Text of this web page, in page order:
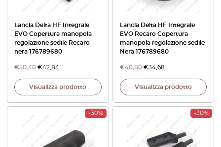
Lancia Delta HF Integrale
EVO Copertura manopola
regolazione sedile Recaro
nera 176789680
€50,40 €42,84
Visualizza prodotto
Lancia Delta HF Integrale
EVO Recaro Copertura
manopola regolazione sedile
Nera 176789680
€40,80 €34,68
Visualizza prodotto
-30% -30%